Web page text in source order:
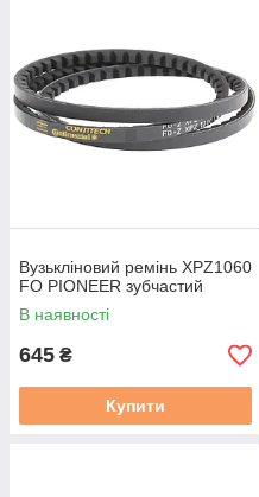
Вузькліновий ремінь XPZ1060
FO PIONEER зубчастий
В наявності
645 ₴
Купити